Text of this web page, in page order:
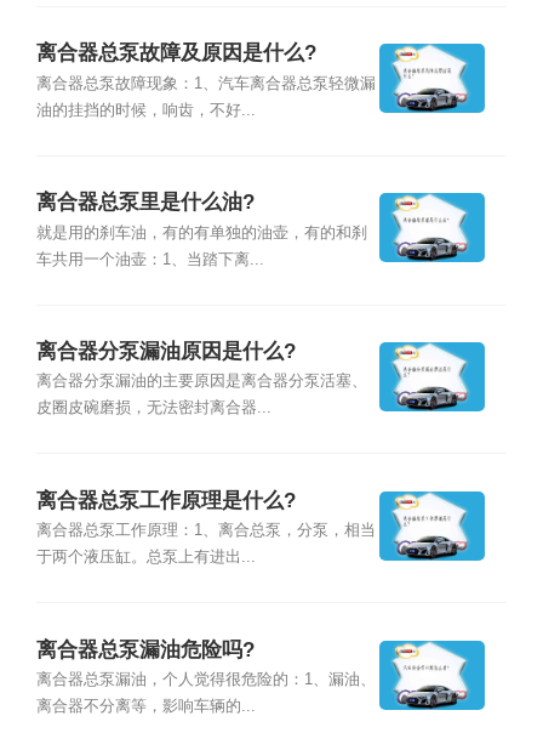
离合器总泵故障及原因是什么?
离合器总泵故障现象：1、汽车离合器总泵轻微漏
油的挂挡的时候，响齿，不好...
离合器总泵里是什么油?
就是用的刹车油，有的有单独的油壶，有的和刹
车共用一个油壶：1、当踏下离...
离合器分泵漏油原因是什么?
离合器分泵漏油的主要原因是离合器分泵活塞、
皮圈皮碗磨损，无法密封离合器...
离合器总泵工作原理是什么?
离合器总泵工作原理：1、离合总泵，分泵，相当
于两个液压缸。总泵上有进出...
离合器总泵漏油危险吗?
离合器总泵漏油，个人觉得很危险的：1、漏油、
离合器不分离等，影响车辆的...